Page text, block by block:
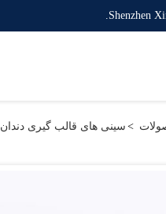
Shenzhen
> سینی های قالب گیری دندان